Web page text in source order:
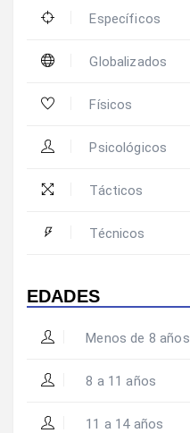
Específicos
Globalizados
Físicos
Psicológicos
Tácticos
Técnicos
EDADES
Menos de 8 años
8 a 11 años
11 a 14 años